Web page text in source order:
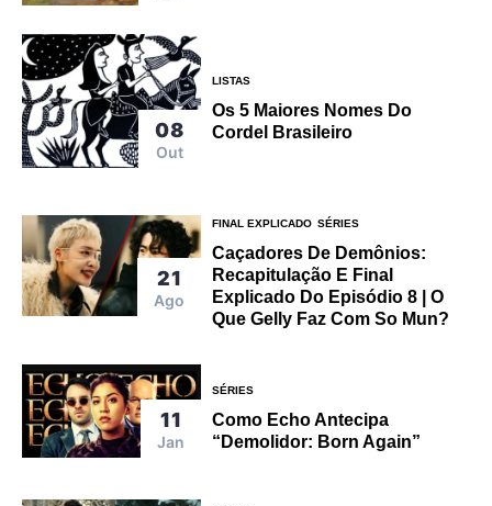
08
Out
LISTAS
Os 5 Maiores Nomes Do
Cordel Brasileiro
21
Ago
FINAL EXPLICADO SÉRIES
Caçadores De Demônios:
Recapitulação E Final
Explicado Do Episódio 8 | O
Que Gelly Faz Com So Mun?
11
Jan
SÉRIES
Como Echo Antecipa
“Demolidor: Born Again”